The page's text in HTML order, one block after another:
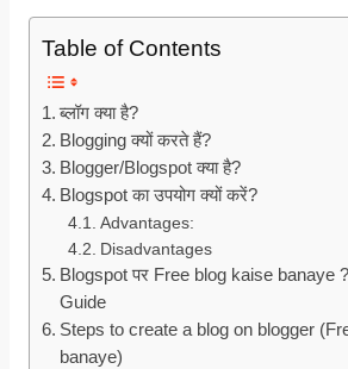
Table of Contents
ब्लॉग क्या है?
Blogging क्यों करते हैं?
Blogger/Blogspot क्या है?
Blogspot का उपयोग क्यों करें?
Advantages:
Disadvantages
Blogspot पर Free blog kaise banaye
Guide
Steps to create a blog on blogger
banaye)